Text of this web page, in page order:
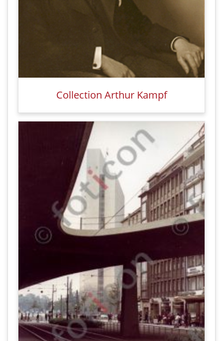
Collection Arthur Kampf